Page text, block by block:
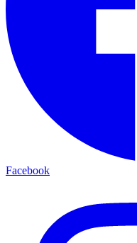
Facebook